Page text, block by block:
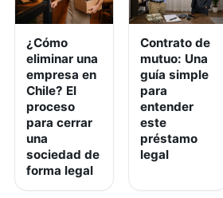
¿Cómo
eliminar una
empresa en
Chile? El
proceso
para cerrar
una
sociedad de
forma legal
Contrato de
mutuo: Una
guía simple
para
entender
este
préstamo
legal